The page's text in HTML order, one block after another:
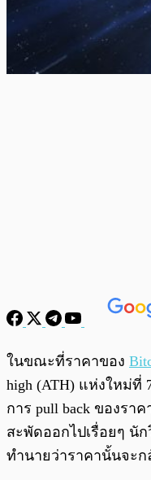
พร้อมเล่น
ในขณะที่ราคาของ
high (ATH) แห่งใหม่ที่
การ pull back ของรา
สะพัดออกไปเรื่อยๆ นั
ทำนายว่าราคานั้นจะก